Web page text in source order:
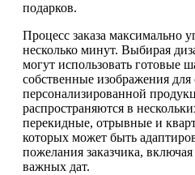
подарков.
Процесс заказа максимально
несколько минут. Выбирая
могут использовать готовые
собственные изображения
персонализированной
распространяются в
перекидные, отрывные и
которых может быть
пожелания заказчика,
важных дат.